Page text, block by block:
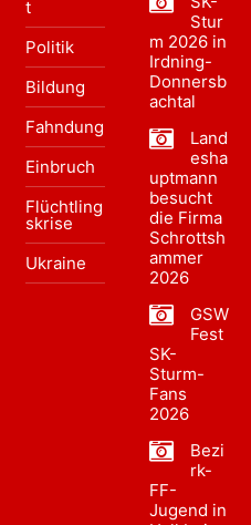
t
Politik
Bildung
Fahndung
Einbruch
Flüchtling
skrise
Ukraine
Stur
m 2026 in
Irdning-
Donnersb
achtal
Land
esha
uptmann
besucht
die Firma
Schrottsh
ammer
2026
GSW
Fest
SK-
Sturm-
Fans
2026
Bezi
rk-
FF-
Jugend in